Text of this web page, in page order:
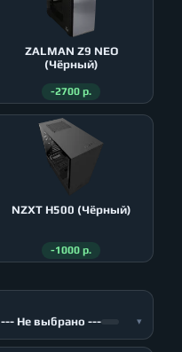
ZALMAN Z9 NEO
(Чёрный)
-2700 р.
NZXT H500 (Чёрный)
-1000 р.
--- Не выбрано --- ▾